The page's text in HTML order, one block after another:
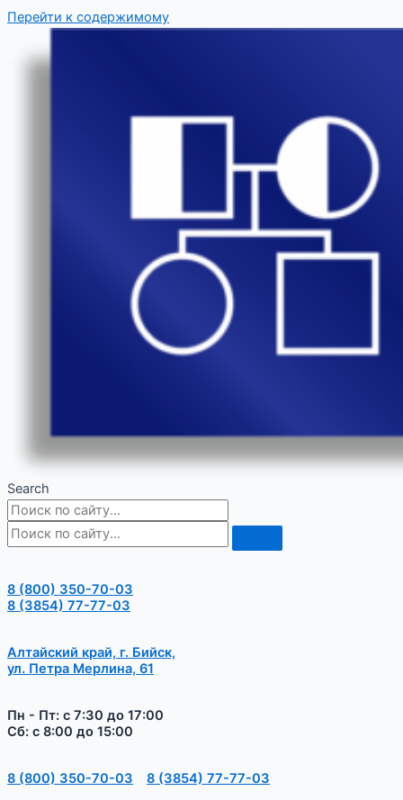
Перейти к содержимому
Search
8 (800) 350-70-03
8 (3854) 77-77-03
Алтайский край, г. Бийск,
ул. Петра Мерлина, 61
Пн - Пт: с 7:30 до 17:00
Сб: с 8:00 до 15:00
8 (800) 350-70-03 8 (3854) 77-77-03